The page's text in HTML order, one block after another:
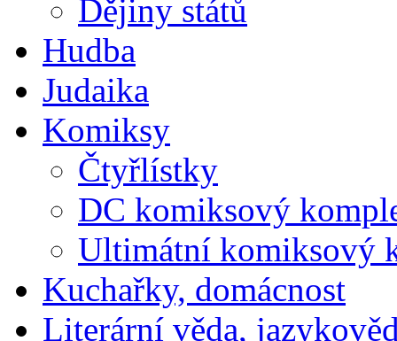
Dějiny států
Hudba
Judaika
Komiksy
Čtyřlístky
DC komiksový
Ultimátní komiksový
Kuchařky, domácnost
Literární věda,